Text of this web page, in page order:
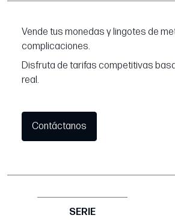
Vende tus monedas y lingotes de
complicaciones.
Disfruta de tarifas competitivas
real.
Contáctanos
SERIE